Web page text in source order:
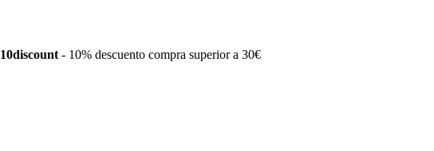
10discount - 10% descuento compra superior a 30€